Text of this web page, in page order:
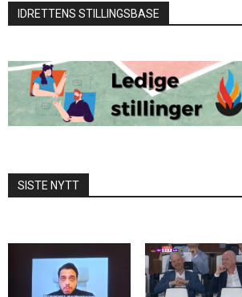
IDRETTENS STILLINGSBASE
SISTE NYTT